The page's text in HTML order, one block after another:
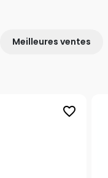
Meilleures ventes
favorite_border